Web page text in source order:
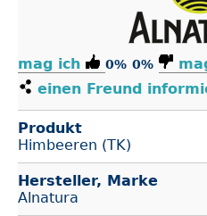
mag ich 0% 0%
einen Freund
Produkt
Himbeeren (TK)
Hersteller, Marke
Alnatura